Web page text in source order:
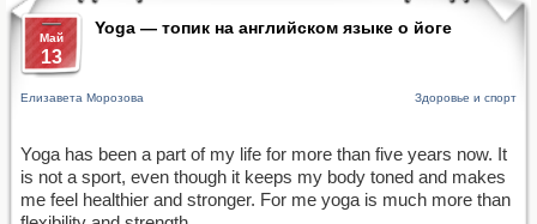
Май
13
Yoga — топик на английском языке о йоге
Елизавета Морозова Здоровье и спорт
Yoga has been a part of my life for more than five years now. It
is not a sport, even though it keeps my body toned and makes
me feel healthier and stronger. For me yoga is much more than